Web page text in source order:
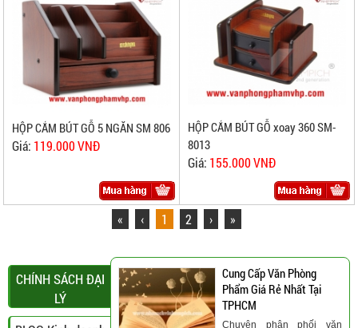
HỘP CẮM BÚT GỖ 5 NGĂN SM 806
Giá: 119.000 VNĐ
HỘP CẮM BÚT GỖ xoay 360 SM-
8013
Giá: 155.000 VNĐ
« ‹ 1 2 › »
CHÍNH SÁCH ĐẠI
LÝ
Cung Cấp Văn Phòng
Phẩm Giá Rẻ Nhất Tại
TPHCM
Chuyên phân phối văn